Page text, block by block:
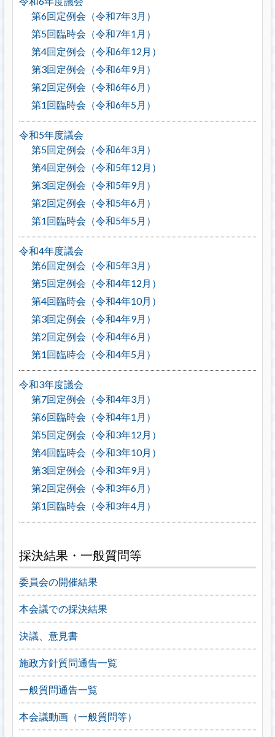
第6回定例会（令和7年3月）
第5回臨時会（令和7年1月）
第4回定例会（令和6年12月）
第3回定例会（令和6年9月）
第2回定例会（令和6年6月）
第1回臨時会（令和6年5月）
令和5年度議会
第5回定例会（令和6年3月）
第4回定例会（令和5年12月）
第3回定例会（令和5年9月）
第2回定例会（令和5年6月）
第1回臨時会（令和5年5月）
令和4年度議会
第6回定例会（令和5年3月）
第5回定例会（令和4年12月）
第4回臨時会（令和4年10月）
第3回定例会（令和4年9月）
第2回定例会（令和4年6月）
第1回臨時会（令和4年5月）
令和3年度議会
第7回定例会（令和4年3月）
第6回臨時会（令和4年1月）
第5回定例会（令和3年12月）
第4回臨時会（令和3年10月）
第3回定例会（令和3年9月）
第2回定例会（令和3年6月）
第1回臨時会（令和3年4月）
採決結果・一般質問等
委員会の開催結果
本会議での採決結果
決議、意見書
施政方針質問通告一覧
一般質問通告一覧
本会議動画（一般質問等）